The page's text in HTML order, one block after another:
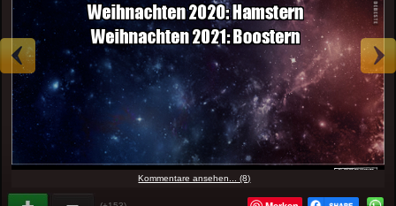
Kommentare ansehen... (8)